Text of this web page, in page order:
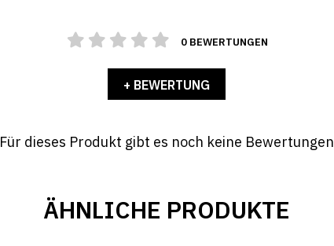
0 BEWERTUNGEN
+ BEWERTUNG
Für dieses Produkt gibt es noch keine Bewertungen
ÄHNLICHE PRODUKTE